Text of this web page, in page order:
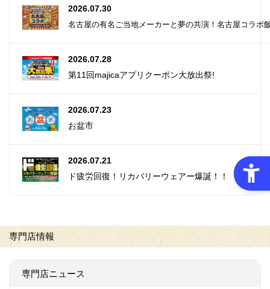
2026.07.30
名古屋の有名ご当地メーカーと夢の共演！名古屋コラボ
2026.07.28
第11回majicaアプリクーポン大放出祭!
2026.07.23
お盆市
2026.07.21
ド疲労回復！リカバリーウェアー爆誕！！
専門店情報
専門店ニュース